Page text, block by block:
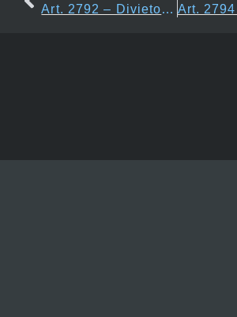
Art. 2792 – Divieto Di Uso E Disposizione Della Cosa